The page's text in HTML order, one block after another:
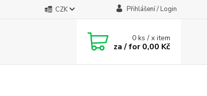
CZK Přihlášení / Login
0ks / x item
za / for0,00 Kč